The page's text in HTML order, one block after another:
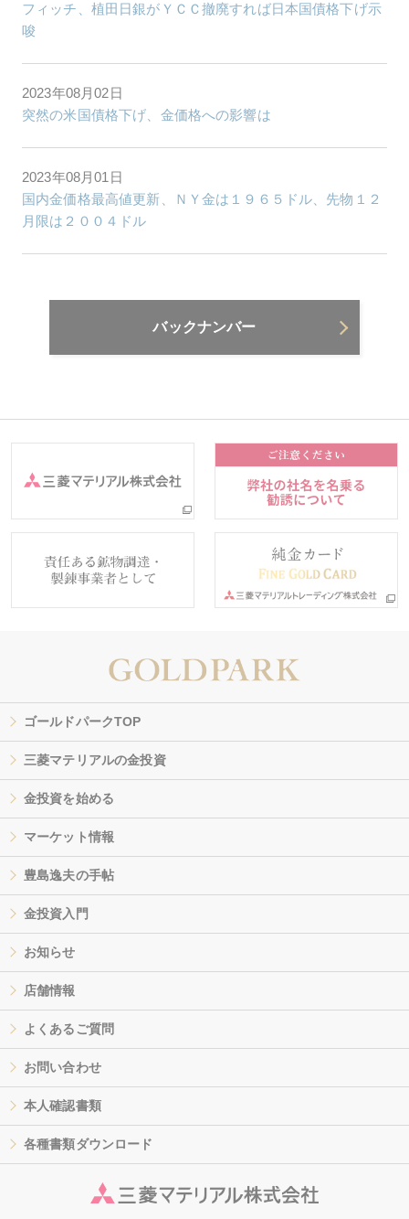
フィッチ、植田日銀がＹＣＣ撤廃すれば日本国債格下げ示
唆
2023年08月02日
突然の米国債格下げ、金価格への影響は
2023年08月01日
国内金価格最高値更新、ＮＹ金は１９６５ドル、先物１２
月限は２００４ドル
バックナンバー
ゴールドパークTOP
三菱マテリアルの金投資
金投資を始める
マーケット情報
豊島逸夫の手帖
金投資入門
お知らせ
店舗情報
よくあるご質問
お問い合わせ
本人確認書類
各種書類ダウンロード